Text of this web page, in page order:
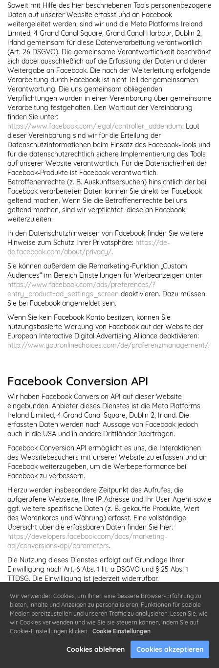
Soweit mit Hilfe des hier beschriebenen Tools personenbezogene
Daten auf unserer Website erfasst und an Facebook
weitergeleitet werden, sind wir und die Meta Platforms Ireland
Limited, 4 Grand Canal Square, Grand Canal Harbour, Dublin 2,
Irland gemeinsam für diese Datenverarbeitung verantwortlich
(Art. 26 DSGVO). Die gemeinsame Verantwortlichkeit beschränkt
sich dabei ausschließlich auf die Erfassung der Daten und deren
Weitergabe an Facebook. Die nach der Weiterleitung erfolgende
Verarbeitung durch Facebook ist nicht Teil der gemeinsamen
Verantwortung. Die uns gemeinsam obliegenden
Verpflichtungen wurden in einer Vereinbarung über gemeinsame
Verarbeitung festgehalten. Den Wortlaut der Vereinbarung
finden Sie unter:
https://www.facebook.com/legal/controller_addendum. Laut
dieser Vereinbarung sind wir für die Erteilung der
Datenschutzinformationen beim Einsatz des Facebook-Tools und
für die datenschutzrechtlich sichere Implementierung des Tools
auf unserer Website verantwortlich. Für die Datensicherheit der
Facebook-Produkte ist Facebook verantwortlich.
Betroffenenrechte (z. B. Auskunftsersuchen) hinsichtlich der bei
Facebook verarbeiteten Daten können Sie direkt bei Facebook
geltend machen. Wenn Sie die Betroffenenrechte bei uns
geltend machen, sind wir verpflichtet, diese an Facebook
weiterzuleiten.
In den Datenschutzhinweisen von Facebook finden Sie weitere
Hinweise zum Schutz Ihrer Privatsphäre: https://de-
de.facebook.com/about/privacy/.
Sie können außerdem die Remarketing-Funktion „Custom
Audiences“ im Bereich Einstellungen für Werbeanzeigen unter
https://www.facebook.com/ads/preferences/?
entry_product=ad_settings_screen deaktivieren. Dazu müssen
Sie bei Facebook angemeldet sein.
Wenn Sie kein Facebook Konto besitzen, können Sie
nutzungsbasierte Werbung von Facebook auf der Website der
European Interactive Digital Advertising Alliance deaktivieren:
http://www.youronlinechoices.com/de/praferenzmanagement/.
Facebook Conversion API
Wir haben Facebook Conversion API auf dieser Website
eingebunden. Anbieter dieses Dienstes ist die Meta Platforms
Ireland Limited, 4 Grand Canal Square, Dublin 2, Irland. Die
erfassten Daten werden nach Aussage von Facebook jedoch
auch in die USA und in andere Drittländer übertragen.
Facebook Conversion API ermöglicht es uns, die Interaktionen
des Websitebesuchers mit unserer Website zu erfassen und an
Facebook weiterzugeben, um die Werbeperformance bei
Facebook zu verbessern.
Hierzu werden insbesondere Zeitpunkt des Aufrufes, die
aufgerufene Webseite, Ihre IP-Adresse und Ihr User-Agent sowie
ggf. weitere spezifische Daten (z. B. gekaufte Produkte, Wert
des Warenkorbs und Währung) erfasst. Eine vollständige
Übersicht über die erfassbaren Daten finden Sie hier:
https://developers.facebook.com/docs/marketing-
api/conversions-api/parameters.
Die Nutzung dieses Dienstes erfolgt auf Grundlage Ihrer
Einwilligung nach Art. 6 Abs. 1 lit. a DSGVO und § 25 Abs. 1
TTDSG. Die Einwilligung ist jederzeit widerrufbar.
Soweit mit Hilfe des hier beschriebenen Tools personenbezogene
Daten auf unserer Website erfasst und an Facebook
weitergeleitet werden, sind wir und die Meta Platforms Ireland
Limited, 4 Grand Canal Square, Grand Canal Harbour, Dublin 2,
Irland gemeinsam für diese Datenverarbeitung verantwortlich
(Art. 26 DSGVO). Die gemeinsame Verantwortlichkeit beschränkt
sich dabei ausschließlich auf die Erfassung der Daten und deren
Weitergabe an Facebook. Die nach der Weiterleitung erfolgende
Wir verwenden Cookies, um Ihnen eine bessere Browser-Erfahrung zu
bieten, Inhalte und Anzeigen zu personalisieren, Funktionen für soziale
Medien bereitzustellen und unseren Traffic zu analysieren. Lesen Sie, wie
wir Cookies verwenden und wie Sie sie steuern können, indem Sie auf
Cookie-Einstellungen klicken. Cookie Einstellungen
Cookies ablehnen Cookies akzeptieren